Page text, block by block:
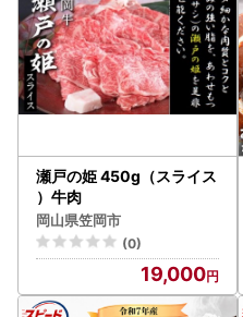
瀬戸の姫 450g（スライス
）牛肉
岡山県笠岡市
(0)
19,000